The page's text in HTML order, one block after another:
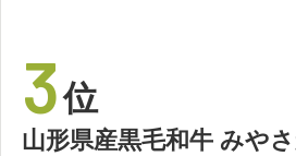
3位
山形県産黒毛和牛 みや